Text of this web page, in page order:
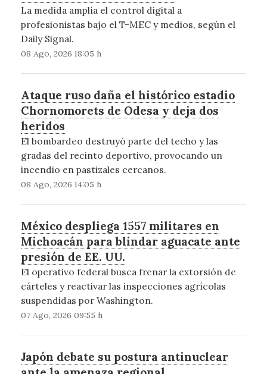
La medida amplía el control digital a
profesionistas bajo el T-MEC y medios, según el
Daily Signal.
08 Ago, 2026 18:05 h
Ataque ruso daña el histórico estadio
Chornomorets de Odesa y deja dos
heridos
El bombardeo destruyó parte del techo y las
gradas del recinto deportivo, provocando un
incendio en pastizales cercanos.
08 Ago, 2026 14:05 h
México despliega 1557 militares en
Michoacán para blindar aguacate ante
presión de EE. UU.
El operativo federal busca frenar la extorsión de
cárteles y reactivar las inspecciones agrícolas
suspendidas por Washington.
07 Ago, 2026 09:55 h
Japón debate su postura antinuclear